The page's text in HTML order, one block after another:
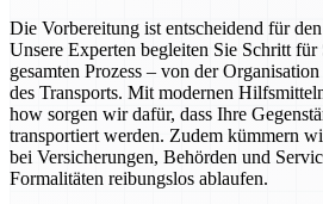
Die Vorbereitung ist entscheidend für
Unsere Experten begleiten Sie Schritt für
gesamten Prozess – von der
des Transports. Mit modernen
how sorgen wir dafür, dass Ihre
transportiert werden. Zudem kümmern
bei Versicherungen, Behörden und
Formalitäten reibungslos ablaufen.